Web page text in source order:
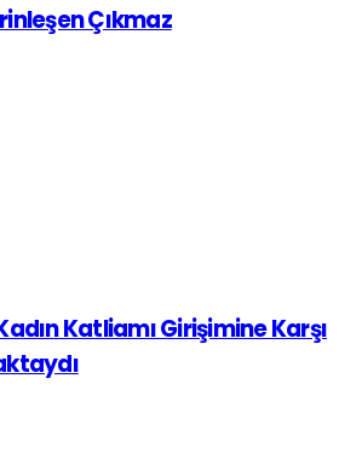
Çıkmaz
Katliamı Girişimine Karşı